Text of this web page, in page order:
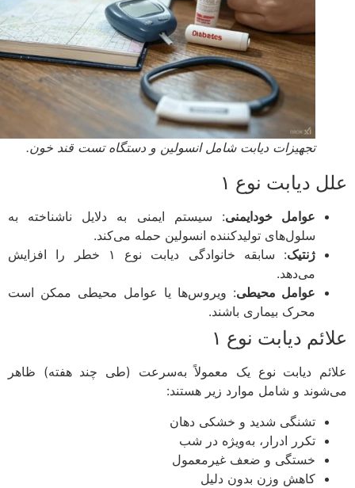
تجهیزات دیابت شامل انسولین و دستگاه تست قند خون.
دیابت نوع ۱
عوامل خودایمنی: سیستم ایمنی به دلایل ناشناخته به
سلول‌های تولیدکننده انسولین حمله می‌کند.
ژنتیک
: سابقه خانوادگی دیابت نوع ۱ خطر را افزایش
می‌دهد.
عوامل محیطی: ویروس‌ها یا عوامل محیطی ممکن است
محرک بیماری باشند.
دیابت نوع ۱
دیابت نوع یک معمولاً به‌سرعت (طی چند هفته) ظاهر
و شامل موارد زیر هستند:
تشنگی شدید و خشکی دهان
تکرر ادرار، به‌ویژه در شب
خستگی و ضعف غیرمعمول
کاهش وزن بدون دلیل